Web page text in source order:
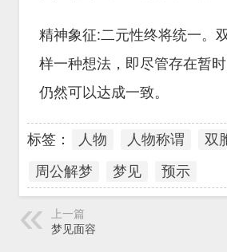
精神象征:二元性终将统一。
样一种想法，即尽管存在暂
仍然可以达成一致。
标签： 人物 人物称谓
双
周公解梦
梦见 预示
上一篇
梦见面容